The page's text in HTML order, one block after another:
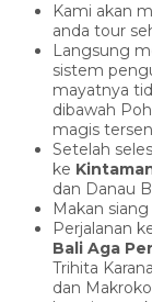
Kami akan
anda tour
Langsung
sistem
mayatnya
dibawah
magis
Setelah
ke
dan Danau
Makan siang
Perjalanan
Bali Aga
Trihita
dan